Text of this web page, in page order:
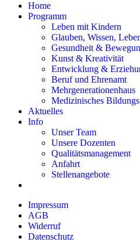
Home
Programm
Leben mit Kindern
Glauben, Wissen,
Gesundheit &
Kunst & Kreativität
Entwicklung &
Beruf und Ehrenamt
Mehrgenerationenhaus
Medizinisches
Aktuelles
Info
Unser Team
Unsere Dozenten
Qualitätsmanagement
Anfahrt
Stellenangebote
Impressum
AGB
Widerruf
Datenschutz